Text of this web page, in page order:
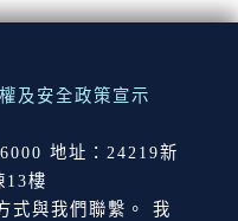
及安全政策宣示
地址：24219新
13樓
式與我們聯繫。 我